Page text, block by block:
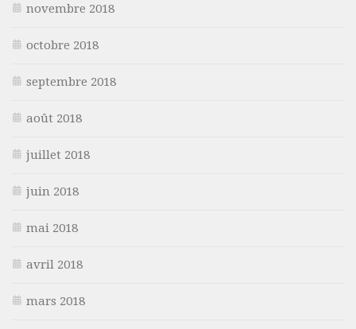
novembre 2018
octobre 2018
septembre 2018
août 2018
juillet 2018
juin 2018
mai 2018
avril 2018
mars 2018